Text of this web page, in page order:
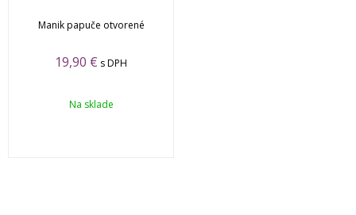
Manik papuče otvorené
19,90 € s DPH
Na sklade